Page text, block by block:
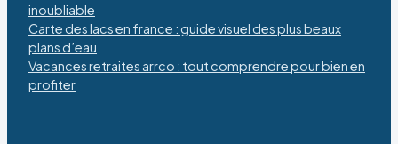
inoubliable
Carte des lacs en france : guide visuel des plus beaux
plans d’eau
Vacances retraites arrco : tout comprendre pour bien en
profiter